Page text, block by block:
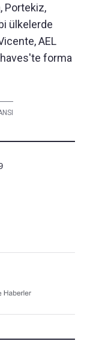
Portekiz,
ülkelerde
AEL
forma